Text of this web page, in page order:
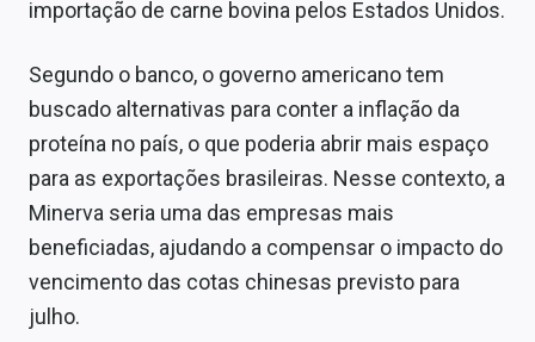
importação de carne bovina pelos Estados Unidos.
Segundo o banco, o governo americano tem
buscado alternativas para conter a inflação da
proteína no país, o que poderia abrir mais espaço
para as exportações brasileiras. Nesse contexto, a
Minerva seria uma das empresas mais
beneficiadas, ajudando a compensar o impacto do
vencimento das cotas chinesas previsto para
julho.